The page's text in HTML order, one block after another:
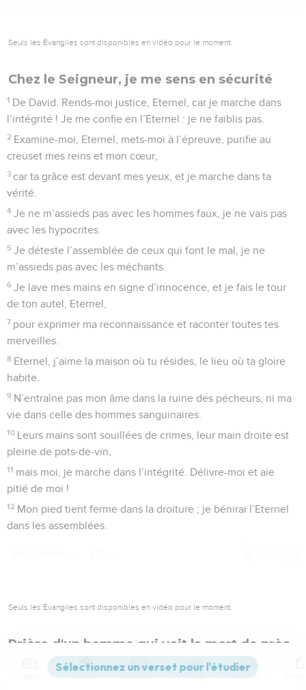
Seuls les Évangiles sont disponibles en vidéo pour le moment.
Chez le Seigneur, je me sens en sécurité
1 De David. Rends-moi justice, Eternel, car je marche dans
l’intégrité ! Je me confie en l’Eternel : je ne faiblis pas.
2 Examine-moi, Eternel, mets-moi à l’épreuve, purifie au
creuset mes reins et mon cœur,
3 car ta grâce est devant mes yeux, et je marche dans ta
vérité.
4 Je ne m’assieds pas avec les hommes faux, je ne vais pas
avec les hypocrites.
5 Je déteste l’assemblée de ceux qui font le mal, je ne
m’assieds pas avec les méchants.
6 Je lave mes mains en signe d’innocence, et je fais le tour
de ton autel, Eternel,
7 pour exprimer ma reconnaissance et raconter toutes tes
merveilles.
8 Eternel, j’aime la maison où tu résides, le lieu où ta gloire
habite.
9 N’entraîne pas mon âme dans la ruine des pécheurs, ni ma
vie dans celle des hommes sanguinaires.
10 Leurs mains sont souillées de crimes, leur main droite est
pleine de pots-de-vin,
11 mais moi, je marche dans l’intégrité. Délivre-moi et aie
pitié de moi !
12 Mon pied tient ferme dans la droiture ; je bénirai l’Eternel
dans les assemblées.
Seuls les Évangiles sont disponibles en vidéo pour le moment.
Prière d'un homme qui voit la mort de près
De David. L’Eternel est ma lumière et mon salut : de qui
Versions Commentaires Strong